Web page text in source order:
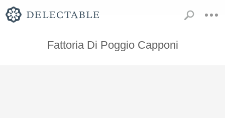
Fattoria Di Poggio Capponi